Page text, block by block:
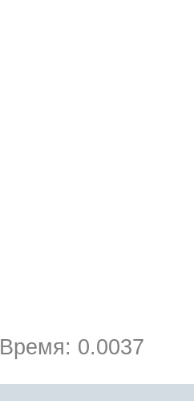
Время: 0.0037